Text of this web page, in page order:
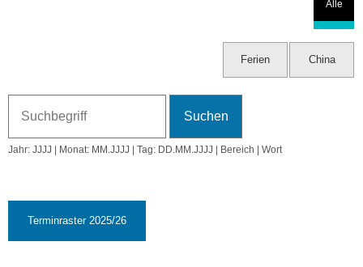
Jahr: JJJJ | Monat: MM.JJJJ | Tag: DD.MM.JJJJ | Bereich | Wort